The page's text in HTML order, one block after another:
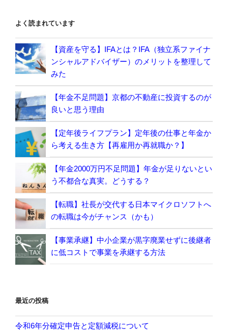
よく読まれています
【資産を守る】IFAとは？IFA（独立系ファイナ
ンシャルアドバイザー）のメリットを整理して
みた
【年金不足問題】京都の不動産に投資するのが
良いと思う理由
【定年後ライフプラン】定年後の仕事と年金か
ら考える生き方【再雇用か再就職か？】
【年金2000万円不足問題】年金が足りないとい
う不都合な真実。どうする？
【転職】社長が交代する日本マイクロソフトへ
の転職は今がチャンス（かも）
【事業承継】中小企業が黒字廃業せずに後継者
に低コストで事業を承継する方法
最近の投稿
令和6年分確定申告と定額減税について